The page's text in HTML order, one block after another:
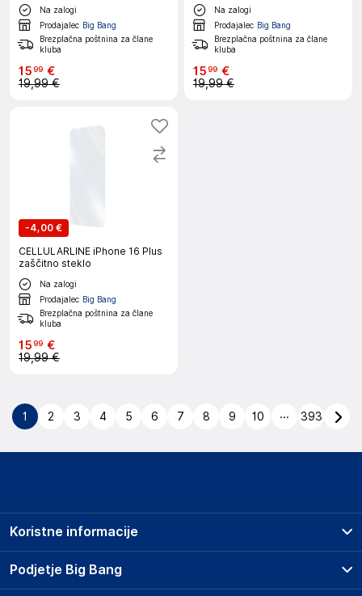
Na zalogi
Prodajalec Big Bang
Brezplačna poštnina za člane
kluba
1599 €
19,99 €
Na zalogi
Prodajalec Big Bang
Brezplačna poštnina za člane
kluba
1599 €
19,99 €
-4,00 €
CELLULARLINE iPhone 16 Plus
zaščitno steklo
Na zalogi
Prodajalec Big Bang
Brezplačna poštnina za člane
kluba
1599 €
19,99 €
1 2 3 4 5 6 7 8 9 10 ... 393
Podjetje Big Bang
Koristne informacije
Prodajna mesta